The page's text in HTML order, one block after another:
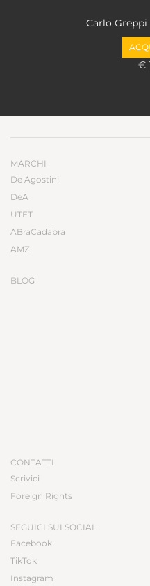
Carlo Greppi
€
MARCHI
De Agostini
DeA
UTET
ABraCadabra
AMZ
BLOG
CONTATTI
Scrivici
Foreign Rights
SEGUICI SUI SOCIAL
Facebook
TikTok
Instagram